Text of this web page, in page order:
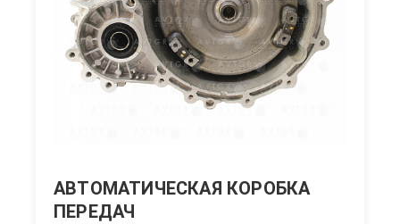
АВТОМАТИЧЕСКАЯ КОРОБКА
ПЕРЕДАЧ